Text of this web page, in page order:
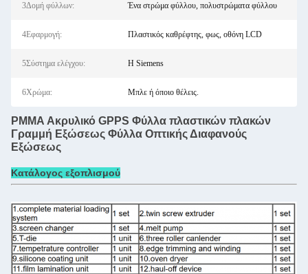
3Δομή φύλλων: Ένα στρώμα φύλλου, πολυστρώματα φύλλου
4Εφαρμογή: Πλαστικός καθρέφτης, φως, οθόνη LCD
5Σύστημα ελέγχου: Η Siemens
6Χρώμα: Μπλε ή όποιο θέλεις.
PMMA Ακρυλικό GPPS Φύλλα πλαστικών πλακών
Γραμμή Εξώσεως Φύλλα Οπτικής Διαφανούς
Εξώσεως
Κατάλογος εξοπλισμού